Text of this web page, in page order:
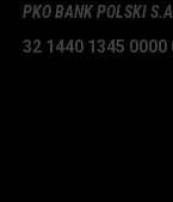
PKO BANK POLSKI
32 1440 1345 0000